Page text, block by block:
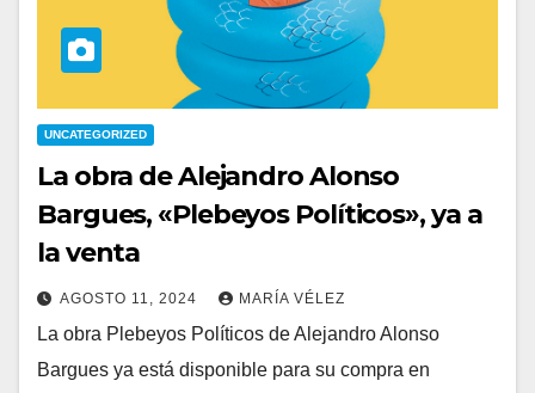
UNCATEGORIZED
La obra de Alejandro Alonso
Bargues, «Plebeyos Políticos», ya a
la venta
AGOSTO 11, 2024 MARÍA VÉLEZ
La obra Plebeyos Políticos de Alejandro Alonso
Bargues ya está disponible para su compra en